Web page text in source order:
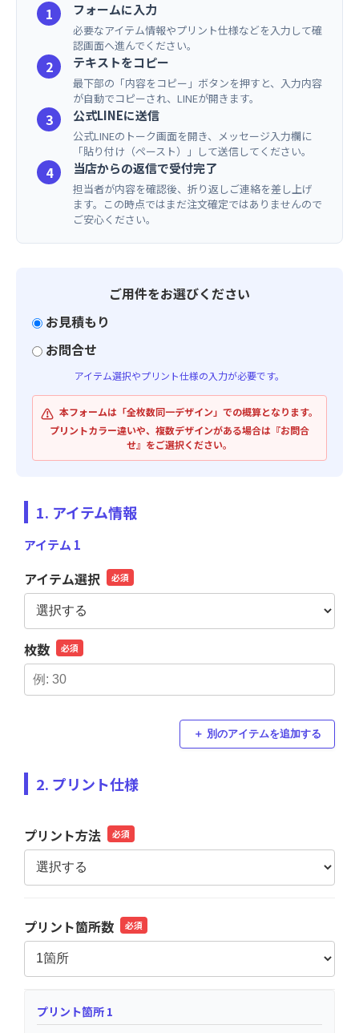
1 フォームに入力
必要なアイテム情報やプリント仕様などを入力して確
認画面へ進んでください。
2 テキストをコピー
最下部の「内容をコピー」ボタンを押すと、入力内容
が自動でコピーされ、LINEが開きます。
3 公式LINEに送信
公式LINEのトーク画面を開き、メッセージ入力欄に
「貼り付け（ペースト）」して送信してください。
4 当店からの返信で受付完了
担当者が内容を確認後、折り返しご連絡を差し上げ
ます。この時点ではまだ注文確定ではありませんので
ご安心ください。
ご用件をお選びください
お見積もり
お問合せ
アイテム選択やプリント仕様の入力が必要です。
⚠️ 本フォームは「全枚数同一デザイン」での概算となります。
プリントカラー違いや、複数デザインがある場合は『お問合
せ』をご選択ください。
1. アイテム情報
アイテム 1
アイテム選択 必須
枚数 必須
＋ 別のアイテムを追加する
2. プリント仕様
プリント方法 必須
プリント箇所数 必須
プリント箇所 1